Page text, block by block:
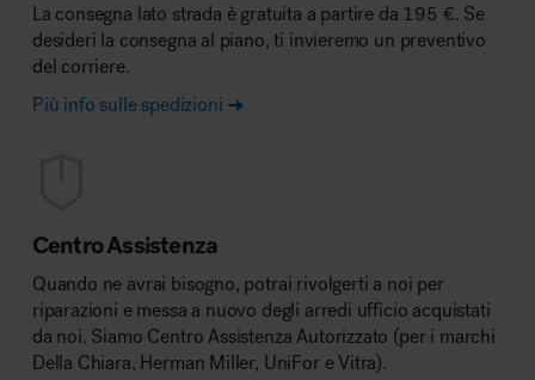
La consegna lato strada è gratuita a partire da 195 €. Se
desideri la consegna al piano, ti invieremo un preventivo
del corriere.
Più info sulle spedizioni
Centro Assistenza
Quando ne avrai bisogno, potrai rivolgerti a noi per
riparazioni e messa a nuovo degli arredi ufficio acquistati
da noi. Siamo Centro Assistenza Autorizzato (per i marchi
Della Chiara, Herman Miller, UniFor e Vitra).